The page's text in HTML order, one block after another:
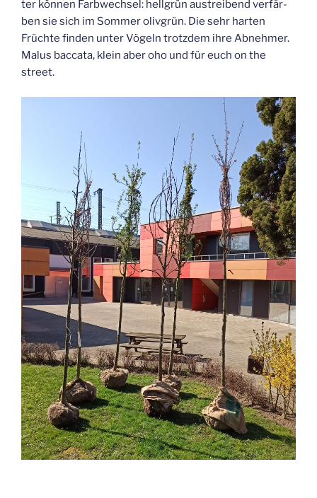
ter kön­nen Farb­wech­sel: hell­grün aus­trei­bend ver­fär­
ben sie sich im Som­mer oliv­grün. Die sehr har­ten
Früch­te fin­den unter Vögeln trotz­dem ihre Abneh­mer.
Malus bac­ca­ta, klein aber oho und für euch on the
street.